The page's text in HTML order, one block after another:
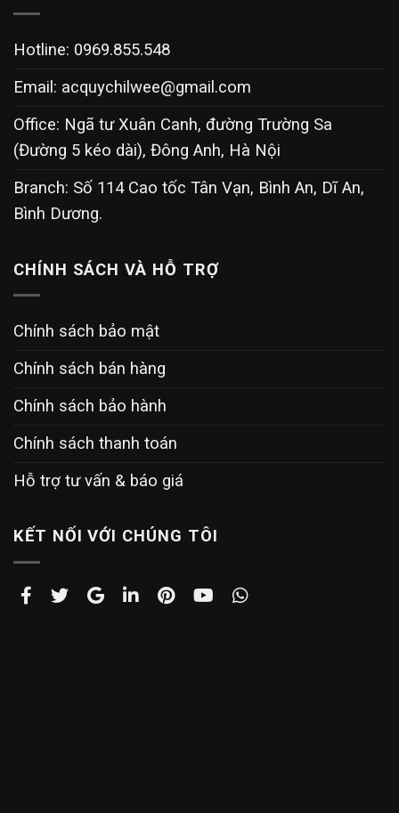
Hotline: 0969.855.548
Email: acquychilwee@gmail.com
Office: Ngã tư Xuân Canh, đường Trường Sa
(Đường 5 kéo dài), Đông Anh, Hà Nội
Branch: Số 114 Cao tốc Tân Vạn, Bình An, Dĩ An,
Bình Dương.
CHÍNH SÁCH VÀ HỖ TRỢ
Chính sách bảo mật
Chính sách bán hàng
Chính sách bảo hành
Chính sách thanh toán
Hỗ trợ tư vấn & báo giá
KẾT NỐI VỚI CHÚNG TÔI